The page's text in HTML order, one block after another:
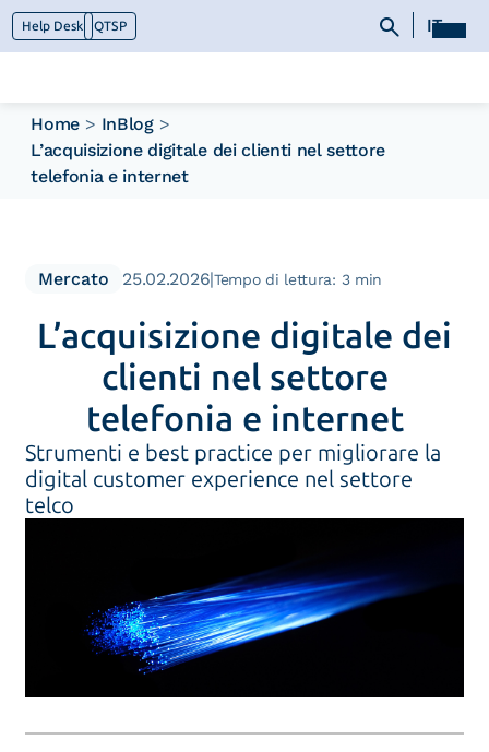
Help Desk QTSP IT
Chi siamo
Cosa facciamo
News e Media
Home > InBlog >
L’acquisizione digitale dei clienti nel settore
telefonia e internet
Mercato 25.02.2026|Tempo di lettura: 3 min
L’acquisizione digitale dei
clienti nel settore
telefonia e internet
Strumenti e best practice per migliorare la
digital customer experience nel settore
telco